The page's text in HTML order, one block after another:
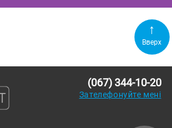
Вверх
(067) 344-10-20
Зателефонуйте мені